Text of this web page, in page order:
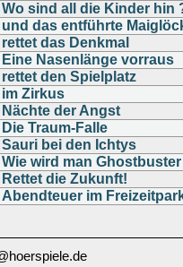
Wo sind all die Kinder hin
und das entführte
rettet das Denkmal
Eine Nasenlänge vorraus
rettet den Spielplatz
im Zirkus
Nächte der Angst
Die Traum-Falle
Sauri bei den Ichtys
Wie wird man Ghostbuster
Rettet die Zukunft!
Abendteuer im